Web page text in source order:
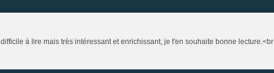
à lire mais très intéressant et enrichissant, je t'en souhaite bonne lecture.<br